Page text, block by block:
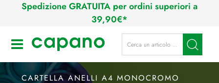
Spedizione GRATUITA per ordini superiori a
39,90€*
Open La modifica di un filtro
CARTELLA ANELLI A4 MONOCROMO